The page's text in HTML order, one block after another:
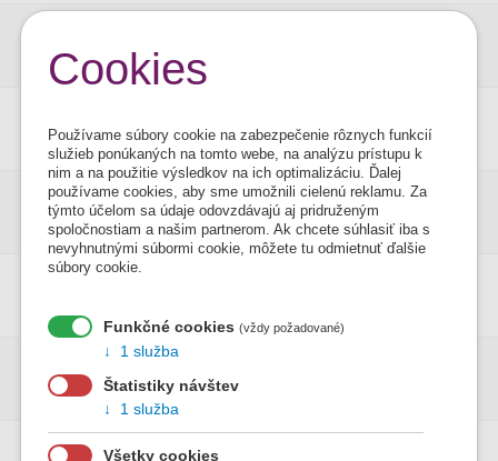
Bodíky-Bratislava
201 414
Trstice
201 415
Dunajská Streda – (Veľ. Meder) – Šaľa
– Nitra
201 417
Lúky
201 418 Dunajská Streda – Kútniky – Povoda
Cookies
Používame súbory cookie na zabezpečenie rôznych funkcií
služieb ponúkaných na tomto webe, na analýzu prístupu k
nim a na použitie výsledkov na ich optimalizáciu. Ďalej
používame cookies, aby sme umožnili cielenú reklamu. Za
týmto účelom sa údaje odovzdávajú aj pridruženým
spoločnostiam a našim partnerom. Ak chcete súhlasiť iba s
nevyhnutnými súbormi cookie, môžete tu odmietnuť ďalšie
súbory cookie.
Funkčné cookies (vždy požadované)
1 služba
Štatistiky návštev
1 služba
Všetky cookies